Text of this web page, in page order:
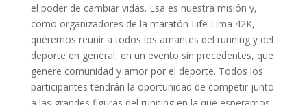
el poder de cambiar vidas. Esa es nuestra misión y,
como organizadores de la maratón Life Lima 42K,
queremos reunir a todos los amantes del running y del
deporte en general, en un evento sin precedentes, que
genere comunidad y amor por el deporte. Todos los
participantes tendrán la oportunidad de competir junto